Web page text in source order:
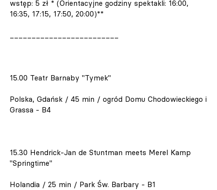
wstęp: 5 zł * (Orientacyjne godziny spektakli: 16:00,
16:35, 17:15, 17:50, 20:00)**
15.00 Teatr Barnaby "Tymek"
Polska, Gdańsk / 45 min / ogród Domu Chodowieckiego i
Grassa - B4
15.30 Hendrick-Jan de Stuntman meets Merel Kamp
"Springtime"
Holandia / 25 min / Park Św. Barbary - B1